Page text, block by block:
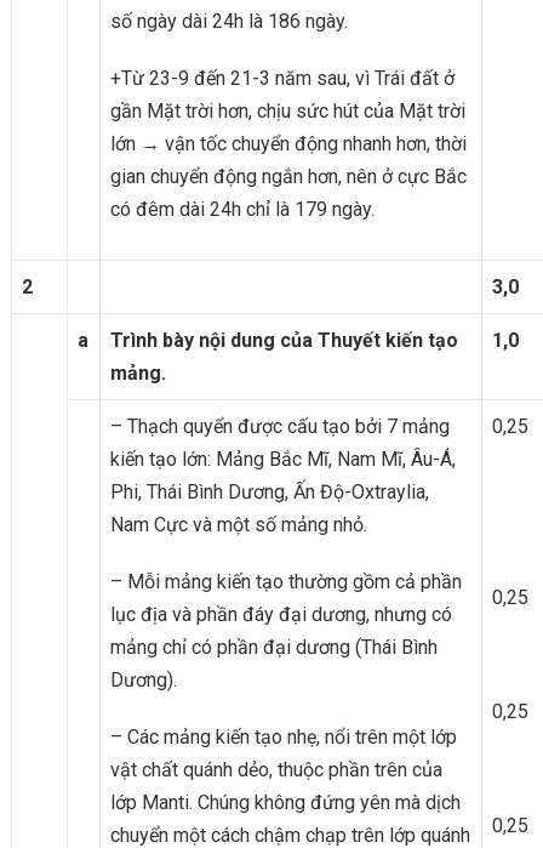
số ngày dài 24h là 186 ngày.
+Từ 23-9 đến 21-3 năm sau, vì Trái đất ở
gần Mặt trời hơn, chịu sức hút của Mặt trời
lớn → vận tốc chuyển động nhanh hơn, thời
gian chuyển động ngắn hơn, nên ở cực Bắc
có đêm dài 24h chỉ là 179 ngày.
2 3,0
a
Trình bày nội dung của Thuyết kiến tạo
mảng.
1,0
– Thạch quyển được cấu tạo bởi 7 mảng
kiến tạo lớn: Mảng Bắc Mĩ, Nam Mĩ, Âu-Á,
Phi, Thái Bình Dương, Ấn Độ-Oxtraylia,
Nam Cực và một số mảng nhỏ.
– Mỗi mảng kiến tạo thường gồm cả phần
lục địa và phần đáy đại dương, nhưng có
mảng chỉ có phần đại dương (Thái Bình
Dương).
– Các mảng kiến tạo nhẹ, nổi trên một lớp
vật chất quánh dẻo, thuộc phần trên của
lớp Manti. Chúng không đứng yên mà dịch
chuyển một cách chậm chạp trên lớp quánh
0,25
0,25
0,25
0,25